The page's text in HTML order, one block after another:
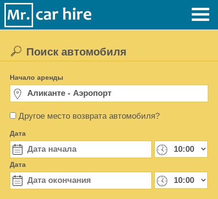
Другое место возврата автомобиля?
Поиск автомобиля
Начало аренды
Дата
Дата